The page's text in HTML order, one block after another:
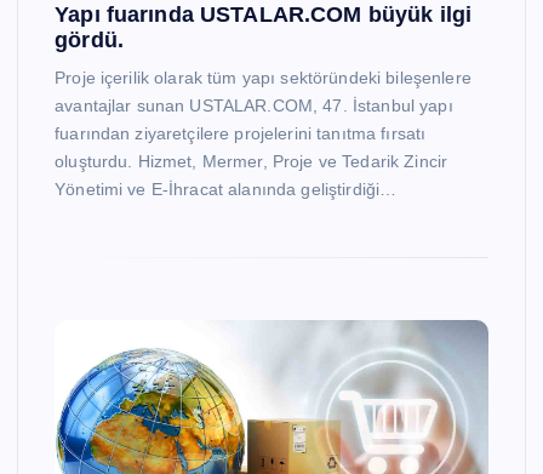
Yapı fuarında USTALAR.COM büyük ilgi
gördü.
Proje içerilik olarak tüm yapı sektöründeki bileşenlere
avantajlar sunan USTALAR.COM, 47. İstanbul yapı
fuarından ziyaretçilere projelerini tanıtma fırsatı
oluşturdu. Hizmet, Mermer, Proje ve Tedarik Zincir
Yönetimi ve E-İhracat alanında geliştirdiği…